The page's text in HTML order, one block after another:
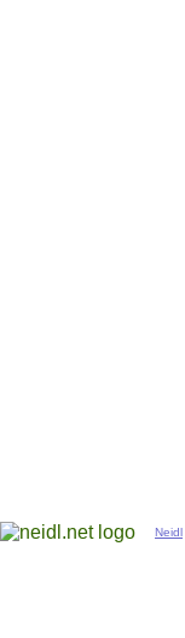
Neidl